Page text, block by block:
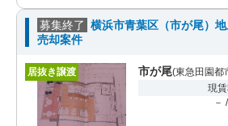
募集終了 横浜市青葉区（市が尾）
売却案件
居抜き譲渡 市が尾(東急田園都
現
－